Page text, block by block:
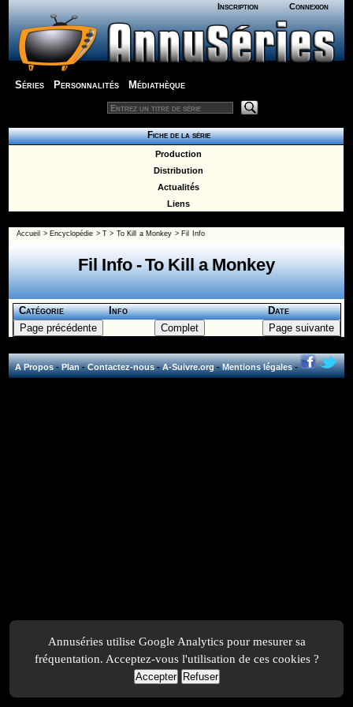
Inscription Connexion
Séries Personnalités Médiathèque
Fiche de la série
Production
Distribution
Actualités
Liens
Accueil > Encyclopédie >T > To Kill a Monkey > Fil Info
Fil Info - To Kill a Monkey
Catégorie Info Date
A Propos-Plan-Contactez-nous-A-Suivre.org-Mentions légales-
Annuséries utilise Google Analytics pour mesurer sa
fréquentation. Acceptez-vous l'utilisation de ces cookies ?
Accepter Refuser